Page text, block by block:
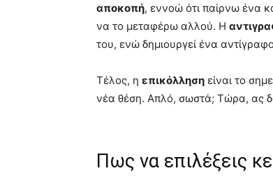
αποκοπή, εννοώ ότι παίρνω ένα
να το μεταφέρω αλλού. Η
του, ενώ δημιουργεί ένα
Τέλος, η επικόλληση είναι το
νέα θέση. Απλό, σωστά; Τώρα, ας
Πως να επιλέξεις